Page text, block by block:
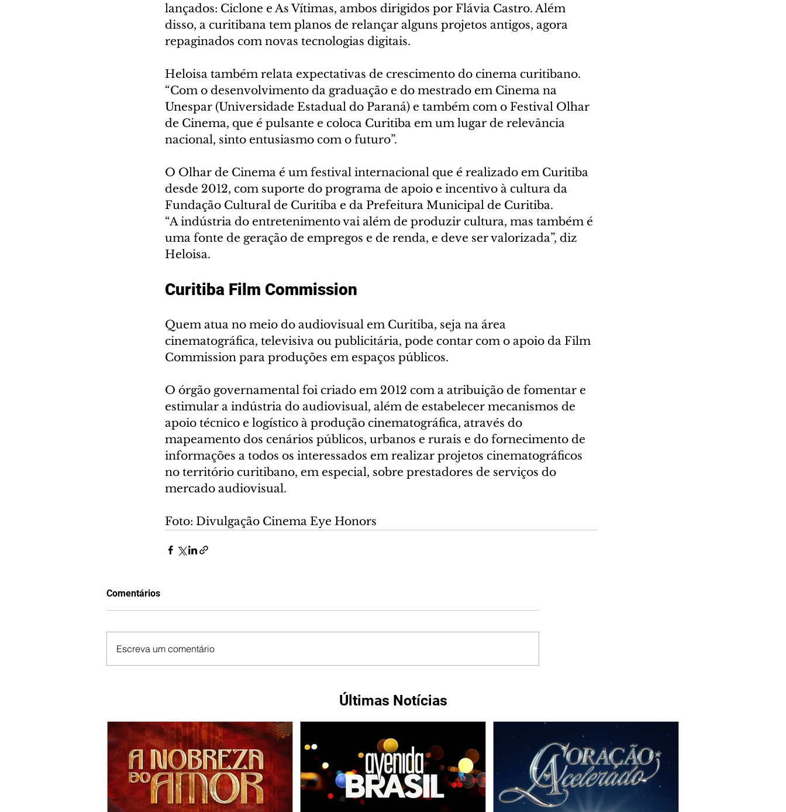
lançados: Ciclone e As Vítimas, ambos dirigidos por Flávia Castro. Além
disso, a curitibana tem planos de relançar alguns projetos antigos, agora
repaginados com novas tecnologias digitais.
Heloisa também relata expectativas de crescimento do cinema curitibano.
“Com o desenvolvimento da graduação e do mestrado em Cinema na
Unespar (Universidade Estadual do Paraná) e também com o Festival Olhar
de Cinema, que é pulsante e coloca Curitiba em um lugar de relevância
nacional, sinto entusiasmo com o futuro”.
O Olhar de Cinema é um festival internacional que é realizado em Curitiba
desde 2012, com suporte do programa de apoio e incentivo à cultura da
Fundação Cultural de Curitiba e da Prefeitura Municipal de Curitiba.
“A indústria do entretenimento vai além de produzir cultura, mas também é
uma fonte de geração de empregos e de renda, e deve ser valorizada”, diz
Heloisa.
Curitiba Film Commission
Quem atua no meio do audiovisual em Curitiba, seja na área
cinematográfica, televisiva ou publicitária, pode contar com o apoio da Film
Commission para produções em espaços públicos.
O órgão governamental foi criado em 2012 com a atribuição de fomentar e
estimular a indústria do audiovisual, além de estabelecer mecanismos de
apoio técnico e logístico à produção cinematográfica, através do
mapeamento dos cenários públicos, urbanos e rurais e do fornecimento de
informações a todos os interessados em realizar projetos cinematográficos
no território curitibano, em especial, sobre prestadores de serviços do
mercado audiovisual.
Foto: Divulgação Cinema Eye Honors
Comentários
Escreva um comentário
Últimas Notícias